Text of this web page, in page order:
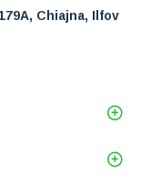
Chiajna, Ilfov